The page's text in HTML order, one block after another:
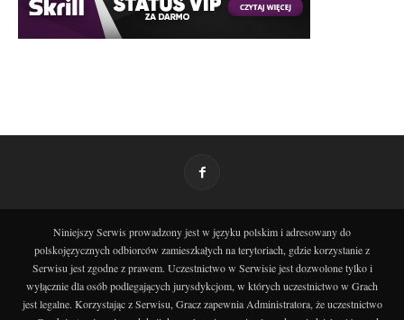
Niniejszy Serwis prowadzony jest w języku polskim i adresowany do
polskojęzycznych odbiorców zamieszkałych na terytoriach, gdzie korzystanie z
Serwisu jest zgodne z prawem. Uczestnictwo w Serwisie jest dozwolone tylko i
wyłącznie dla osób podlegających jurysdykcjom, w których uczestnictwo w Grach
jest legalne. Korzystając z Serwisu, Gracz zapewnia Administratora, że uczestnictwo